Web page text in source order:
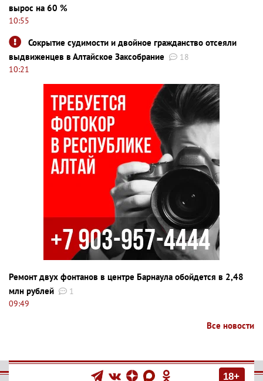
вырос на 60 %
10:55
Сокрытие судимости и двойное гражданство отсеяли
выдвиженцев в Алтайское Заксобрание
18
10:21
Ремонт двух фонтанов в центре Барнаула обойдется в 2,48
млн рублей
1
09:49
Все новости
18+